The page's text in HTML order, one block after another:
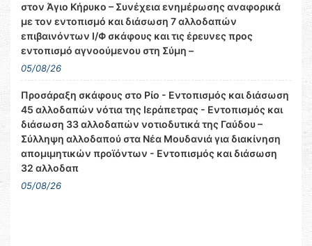
στον Άγιο Κήρυκο – Συνέχεια ενημέρωσης αναφορικά
με τον εντοπισμό και διάσωση 7 αλλοδαπών
επιβαινόντων Ι/Φ σκάφους και τις έρευνες προς
εντοπισμό αγνοούμενου στη Σύμη –
05/08/26
Προσάραξη σκάφους στο Ρίο - Εντοπισμός και διάσωση
45 αλλοδαπών νότια της Ιεράπετρας - Εντοπισμός και
διάσωση 33 αλλοδαπών νοτιοδυτικά της Γαύδου –
Σύλληψη αλλοδαπού στα Νέα Μουδανιά για διακίνηση
απομιμητικών προϊόντων - Εντοπισμός και διάσωση
32 αλλοδαπ
05/08/26